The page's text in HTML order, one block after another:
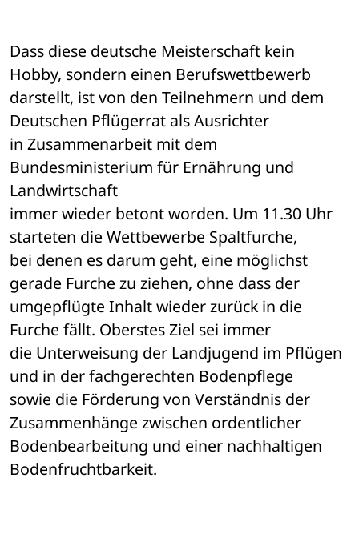
Dass diese deutsche Meisterschaft kein
Hobby, sondern einen Berufswettbewerb
darstellt, ist von den Teilnehmern und dem
Deutschen Pflügerrat als Ausrichter
in Zusammenarbeit mit dem
Bundesministerium für Ernährung und
Landwirtschaft
immer wieder betont worden. Um 11.30 Uhr
starteten die Wettbewerbe Spaltfurche,
bei denen es darum geht, eine möglichst
gerade Furche zu ziehen, ohne dass der
umgepflügte Inhalt wieder zurück in die
Furche fällt. Oberstes Ziel sei immer
die Unterweisung der Landjugend im Pflügen
und in der fachgerechten Bodenpflege
sowie die Förderung von Verständnis der
Zusammenhänge zwischen ordentlicher
Bodenbearbeitung und einer nachhaltigen
Bodenfruchtbarkeit.